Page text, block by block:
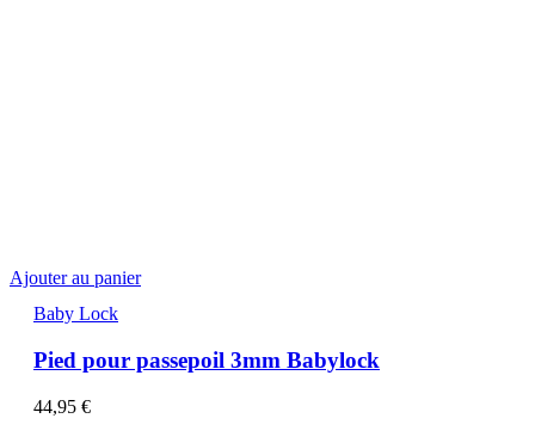
Ajouter au panier
Baby Lock
Pied pour passepoil 3mm Babylock
44,95 €